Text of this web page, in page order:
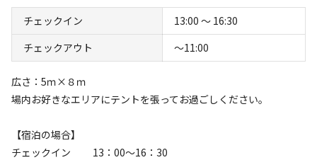
チェックイン
13:00 〜 16:30
チェックアウト
〜11:00
広さ：5ｍ×８ｍ
場内お好きなエリアにテントを張ってお過ごしください。
【宿泊の場合】
チェックイン 13：00～16：30
高台 公園 海
雰囲気
まったり
落ち着く